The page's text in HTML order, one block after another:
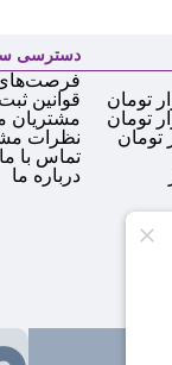
دسترسی
قوانین
مشتریان
نظرات
تماس با ما
درباره ما